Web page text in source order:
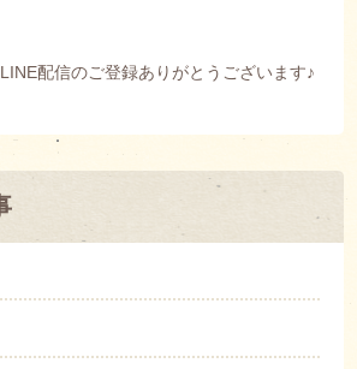
LINE配信のご登録ありがとうございます♪